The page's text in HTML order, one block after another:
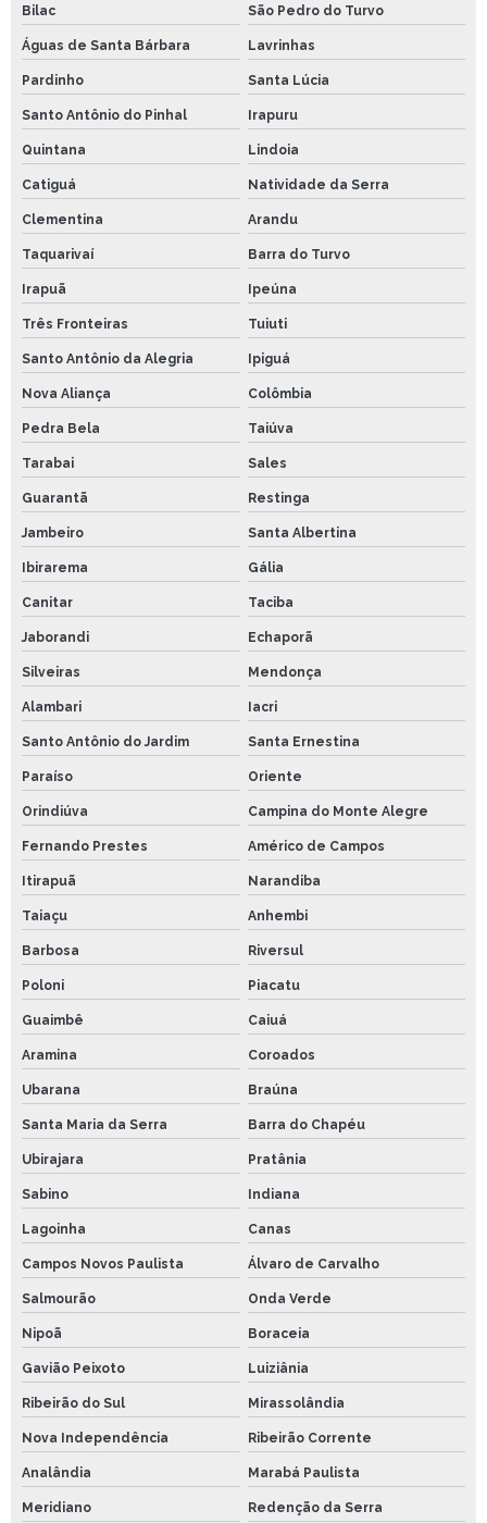
Bilac São Pedro do Turvo
Águas de Santa Bárbara Lavrinhas
Pardinho Santa Lúcia
Santo Antônio do Pinhal Irapuru
Quintana Lindoia
Catiguá Natividade da Serra
Clementina Arandu
Taquarivaí Barra do Turvo
Irapuã Ipeúna
Três Fronteiras Tuiuti
Santo Antônio da Alegria Ipiguá
Nova Aliança Colômbia
Pedra Bela Taiúva
Tarabai Sales
Guarantã Restinga
Jambeiro Santa Albertina
Ibirarema Gália
Canitar Taciba
Jaborandi Echaporã
Silveiras Mendonça
Alambari Iacri
Santo Antônio do Jardim Santa Ernestina
Paraíso Oriente
Orindiúva Campina do Monte Alegre
Fernando Prestes Américo de Campos
Itirapuã Narandiba
Taiaçu Anhembi
Barbosa Riversul
Poloni Piacatu
Guaimbê Caiuá
Aramina Coroados
Ubarana Braúna
Santa Maria da Serra Barra do Chapéu
Ubirajara Pratânia
Sabino Indiana
Lagoinha Canas
Campos Novos Paulista Álvaro de Carvalho
Salmourão Onda Verde
Nipoã Boraceia
Gavião Peixoto Luiziânia
Ribeirão do Sul Mirassolândia
Nova Independência Ribeirão Corrente
Analândia Marabá Paulista
Meridiano Redenção da Serra